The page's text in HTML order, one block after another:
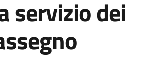
servizio dei